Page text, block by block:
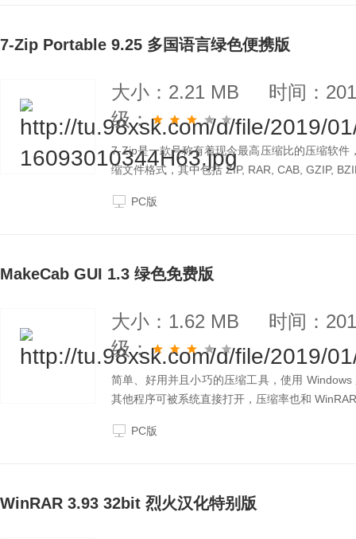
7-Zip Portable 9.25 多国语言绿色便携版
大小：2.21 MB
时间：
级：
7-Zip是一款号称有着现今最高压缩比的压缩软
缩文件格式，其中包括 ZIP, RAR, CAB, GZIP,
PC版
MakeCab GUI 1.3 绿色免费版
大小：1.62 MB
时间：
级：
简单、好用并且小巧的压缩工具，使用
其他程序可被系统直接打开，压缩率也和
PC版
WinRAR 3.93 32bit 烈火汉化特别版